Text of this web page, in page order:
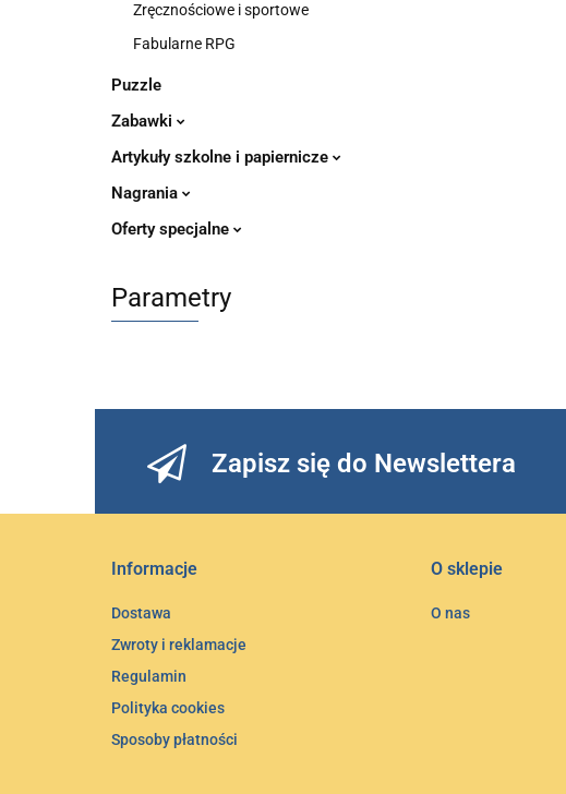
Zręcznościowe i sportowe
Fabularne RPG
Puzzle
Zabawki
Artykuły szkolne i papiernicze
Nagrania
Oferty specjalne
Parametry
Zapisz się do Newslettera
Informacje
Dostawa
Zwroty i reklamacje
Regulamin
Polityka cookies
Sposoby płatności
O sklepie
O nas